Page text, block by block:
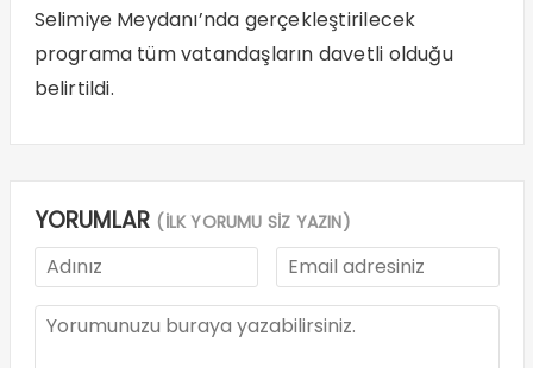
Selimiye Meydanı’nda gerçekleştirilecek
programa tüm vatandaşların davetli olduğu
belirtildi.
YORUMLAR (İLK YORUMU SİZ YAZIN)